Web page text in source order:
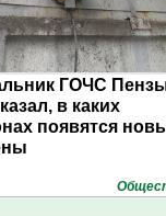
ГОЧС
в каких
появятся